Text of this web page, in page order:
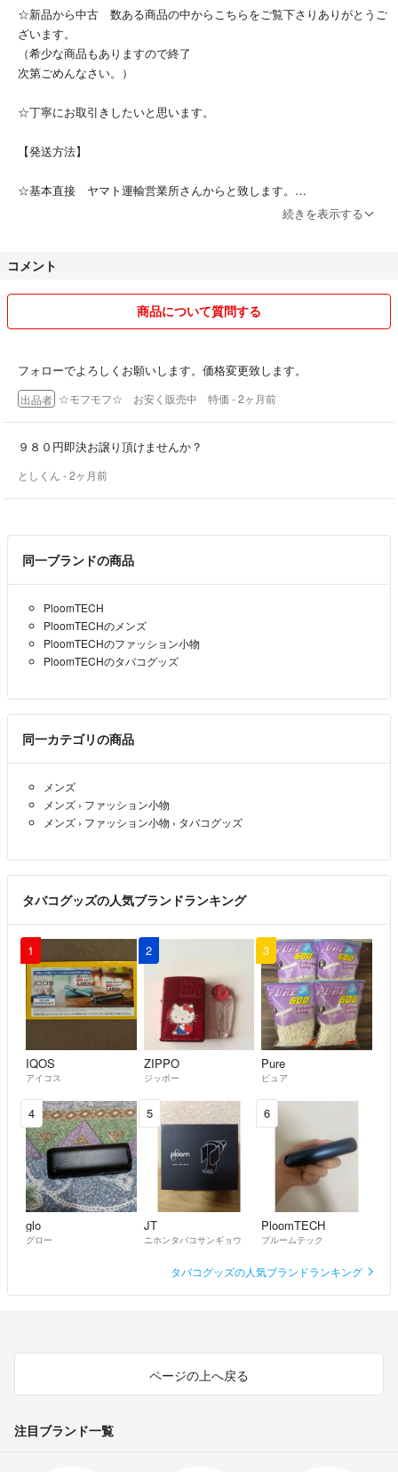
☆新品から中古 数ある商品の中からこちらをご覧下さりありがとうご
ざいます。
（希少な商品もありますので終了
次第ごめんなさい。）
☆丁寧にお取引きしたいと思います。
【発送方法】
☆基本直接 ヤマト運輸営業所さんからと致します。
💡たまに (おまけ) 入れてます😉
■2022年9月28日☔マーク
アルビオン 薬用スキンコンディショナー エッセンシャル ペーパーマス
クPE66包の数が３包足りずこちらのミスで大変ご迷惑をかけました。
この度は 反省しております。
※尚 このような事のないように以後確認して出品発送していきます。
本当に申し訳ありませんでした。
続きを表示する
コメント
商品について質問する
フォローでよろしくお願いします。価格変更致します。
出品者 ☆モフモフ☆ お安く販売中 特価 - 2ヶ月前
９８０円即決お譲り頂けませんか？
としくん - 2ヶ月前
同一ブランドの商品
PloomTECH
PloomTECHのメンズ
PloomTECHのファッション小物
PloomTECHのタバコグッズ
同一カテゴリの商品
メンズ
メンズ › ファッション小物
メンズ › ファッション小物 › タバコグッズ
タバコグッズの人気ブランドランキング
1
IQOS
アイコス
2
ZIPPO
ジッポー
3
Pure
ピュア
4
glo
グロー
5
JT
ニホンタバコサンギョウ
6
PloomTECH
プルームテック
タバコグッズの人気ブランドランキング
ページの上へ戻る
注目ブランド一覧